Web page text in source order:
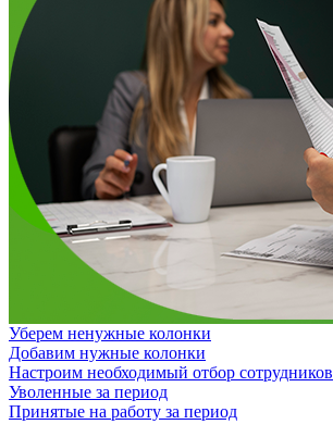
Уберем ненужные колонки
Добавим нужные колонки
Настроим необходимый отбор сотрудников
Уволенные за период
Принятые на работу за период